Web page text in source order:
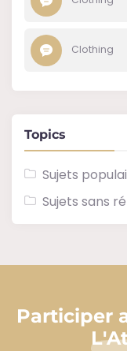
Clothing
Topics
Sujets
Sujets sans
Participer